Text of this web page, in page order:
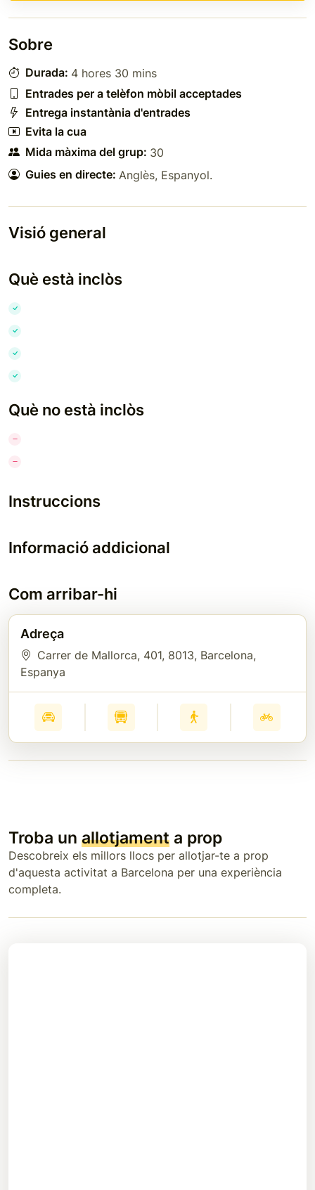
Sobre
Durada: 4 hores 30 mins
Entrades per a telèfon mòbil acceptades
Entrega instantània d'entrades
Evita la cua
Mida màxima del grup: 30
Guies en directe: Anglès, Espanyol.
Visió general
Què està inclòs
Què no està inclòs
Instruccions
Informació addicional
Com arribar-hi
Adreça
Carrer de Mallorca, 401, 8013, Barcelona,
Espanya
Troba un allotjament a prop
Descobreix els millors llocs per allotjar-te a prop
d'aquesta activitat a Barcelona per una experiència
completa.